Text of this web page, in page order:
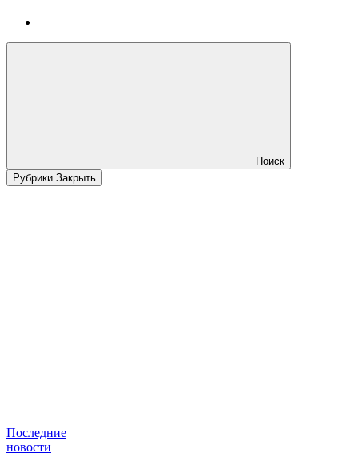
Поиск
Рубрики Закрыть
Последние
новости